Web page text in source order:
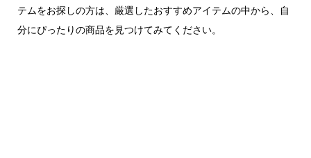
テムをお探しの方は、厳選したおすすめアイテムの中から、自
分にぴったりの商品を見つけてみてください。